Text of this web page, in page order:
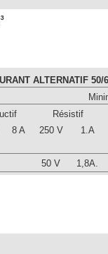
ALTERNATIF 50/
Résistif
8 A 250 V 1.A
50 V 1,8A.